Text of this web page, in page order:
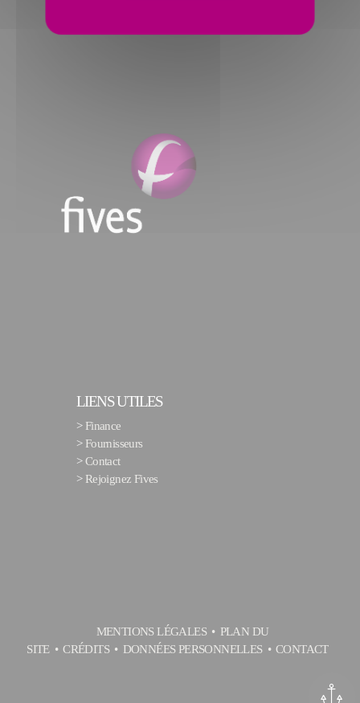
LIENS UTILES
> Finance
> Fournisseurs
>Contact
> Rejoignez Fives
MENTIONS LÉGALES
PLAN DU
SITE
CRÉDITS DONNÉES PERSONNELLES CONTACT